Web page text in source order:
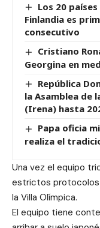
Los 20
Finlandia es
consecutivo
Cristiano
Georgina en
República
la Asamblea de
(Irena) hasta
Papa oficia
realiza el
Una vez el equipo
estrictos protocolos
la Villa Olímpica.
El equipo tiene